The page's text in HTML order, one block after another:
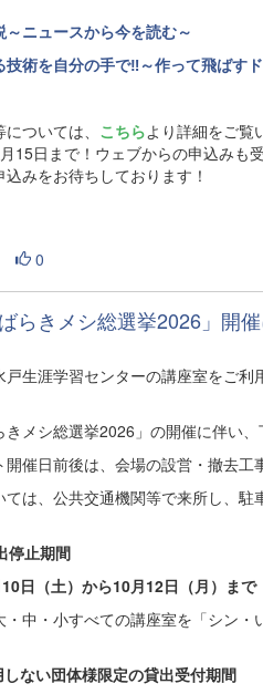
～ニュースから今を読む～
技術を自分の手で‼～作って飛ばす
ついては、 こちらより詳細をご覧
15日まで！ウェブからの申込みも
みをお待ちしております！
0
ばらきメシ総選挙2026」開
戸生涯学習センターの講座室をご
きメシ総選挙2026」の開催に伴い
開催日前後は、会場の設営・撤去
ては、公共交通機関等で来所し、
停止期間
日（土）から10月12日（月）まで
中・小すべての講座室を「シン
ない団体様限定の貸出受付期間